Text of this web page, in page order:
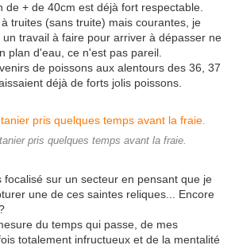
de + de 40cm est déjà fort respectable.
truites (sans truite) mais courantes, je
travail à faire pour arriver à dépasser ne
plan d'eau, ce n'est pas pareil.
de poissons aux alentours des 36, 37
déjà de forts jolis poissons.
pris quelques temps avant la fraie.
focalisé sur un secteur en pensant que je
une de ces saintes reliques... Encore
du temps qui passe, de mes
totalement infructueux et de la mentalité